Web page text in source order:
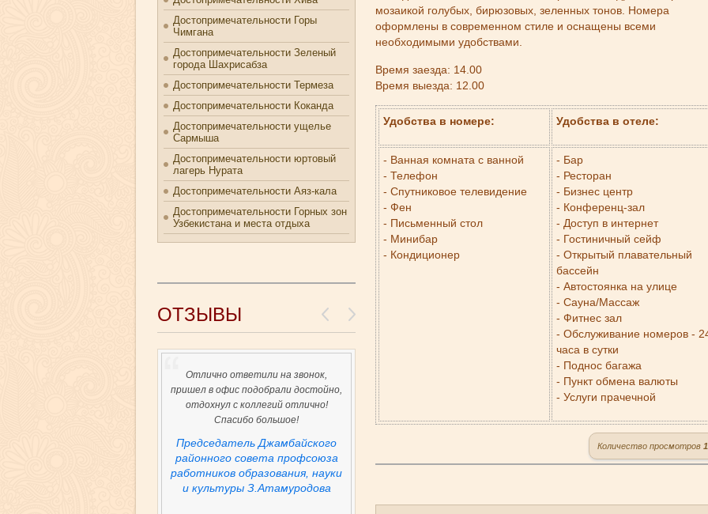
Достопримечательности Горы
Чимгана
Достопримечательности Зеленый
города Шахрисабза
Достопримечательности Термеза
Достопримечательности Коканда
Достопримечательности ущелье
Сармыша
Достопримечательности юртовый
лагерь Нурата
Достопримечательности Аяз-кала
Достопримечательности Горных зон
Узбекистана и места отдыха
ОТЗЫВЫ
Отлично ответили на звонок,
пришел в офис подобрали достойно,
отдохнул с коллегий отлично!
Спасибо большое!
Председатель Джамбайского
районного совета профсоюза
работников образования, науки
и культуры З.Атамуродова
мозаикой голубых, бирюзовых, зеленных тонов. Номера
оформлены в современном стиле и оснащены всеми
необходимыми удобствами.
Время заезда: 14.00
Время выезда: 12.00
Удобства в номере: Удобства в отеле:
- Ванная комната с ванной
- Телефон
- Спутниковое телевидение
- Фен
- Письменный стол
- Минибар
- Кондиционер
- Бар
- Ресторан
- Бизнес центр
- Конференц-зал
- Доступ в интернет
- Гостиничный сейф
- Открытый плавательный
бассейн
- Автостоянка на улице
- Сауна/Массаж
- Фитнес зал
- Обслуживание номеров -
часа в сутки
- Поднос багажа
- Пункт обмена валюты
- Услуги прачечной
Количество просмотров